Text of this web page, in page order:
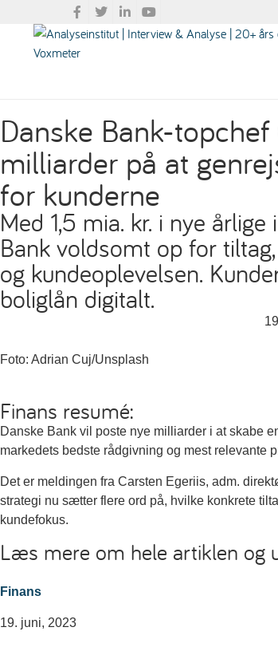
Danske Bank-
milliarder på at
for kunderne
Med 1,5 mia. kr. i nye
Bank voldsomt op for
og kundeoplevelsen.
boliglån digitalt.
Foto: Adrian Cuj/Unsplash
Finans resumé:
Danske Bank vil poste nye milliarder i at skabe
markedets bedste rådgivning og mest relevante
Det er meldingen fra Carsten Egeriis, adm.
strategi nu sætter flere ord på, hvilke konkrete
kundefokus.
Læs mere om hele artiklen og
Finans
19. juni, 2023